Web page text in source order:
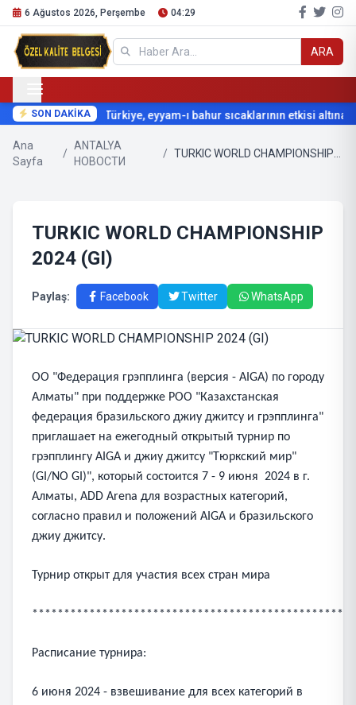
6 Ağustos 2026, Perşembe 04:29
ARA
SON DAKİKA Türkiye, eyyam-ı bahur sıcaklarının etkisi altına
Ana
Sayfa
/
ANTALYA
НОВОСТИ
/
TURKIC WORLD CHAMPIONSHIP
2024 (GI)
Paylaş: Facebook Twitter WhatsApp
ОО "Федерация грэпплинга (версия - AIGA) по городу
Алматы" при поддержке РОО "Казахстанская
федерация бразильского джиу джитсу и грэпплинга"
приглашает на ежегодный открытый турнир по
грэпплингу AIGA и джиу джитсу "Tюркский мир"
(GI/NO GI)", который состоится 7 - 9 июня 2024 в г.
Алматы, ADD Arena для возрастных категорий,
согласно правил и положений AIGA и бразильского
джиу джитсу.
Турнир открыт для участия всех стран мира
Расписание турнира:
6 июня 2024 - взвешивание для всех категорий в